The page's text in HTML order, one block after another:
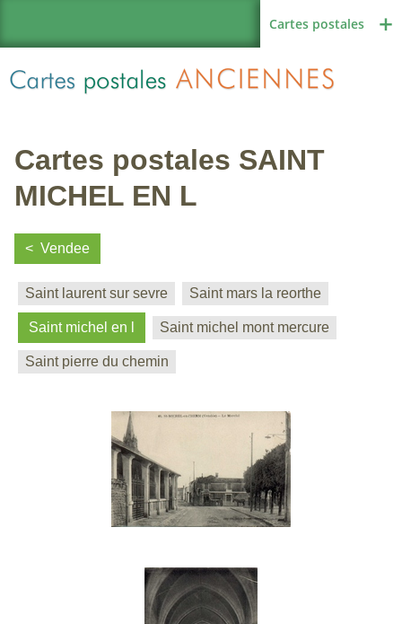
Cartes postales
Région de France
Thèmes
Cartes postales SAINT
MICHEL EN L
Vendee
Saint laurent sur sevre Saint mars la reorthe
Saint michel en l Saint michel mont mercure
Saint pierre du chemin